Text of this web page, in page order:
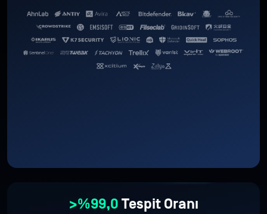
>%99,0 Tespit Oranı